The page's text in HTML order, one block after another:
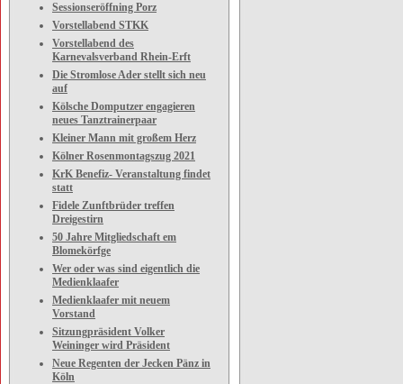
Sessionseröffning Porz
Vorstellabend STKK
Vorstellabend des
Karnevalsverband Rhein-Erft
Die Stromlose Ader stellt sich neu
auf
Kölsche Domputzer engagieren
neues Tanztrainerpaar
Kleiner Mann mit großem Herz
Kölner Rosenmontagszug 2021
KrK Benefiz- Veranstaltung findet
statt
Fidele Zunftbrüder treffen
Dreigestirn
50 Jahre Mitgliedschaft em
Blomekörfge
Wer oder was sind eigentlich die
Medienklaafer
Medienklaafer mit neuem
Vorstand
Sitzungpräsident Volker
Weininger wird Präsident
Neue Regenten der Jecken Pänz in
Köln